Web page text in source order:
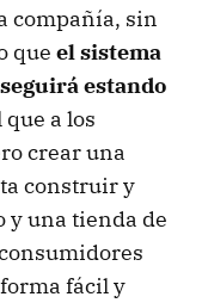
compañía, sin
que el sistema
estando
a los
crear una
construir y
y una tienda de
fácil y